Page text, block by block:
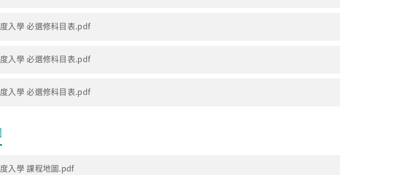
入學 必選修科目表.pdf
入學 必選修科目表.pdf
入學 必選修科目表.pdf
入學 課程地圖.pdf